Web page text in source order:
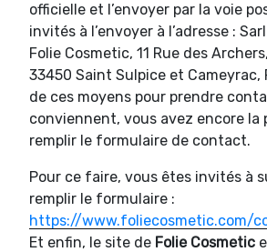
officielle et l’envoyer par la voie
invités à l’envoyer à l’adresse :
Folie Cosmetic, 11 Rue des
33450 Saint Sulpice et Cameyrac,
de ces moyens pour prendre
conviennent, vous avez encore la
remplir le formulaire de contact.
Pour ce faire, vous êtes invités à
remplir le formulaire :
https://www.foliecosmetic.com/
Et enfin, le site de Folie Cosmetic